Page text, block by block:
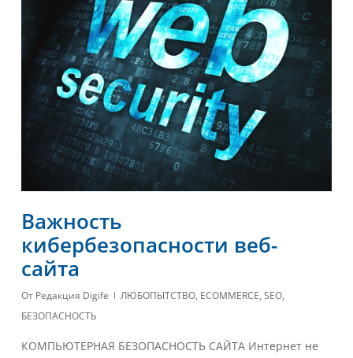
Важность
кибербезопасности веб-
сайта
От Редакция Digife ЛЮБОПЫТСТВО, ECOMMERCE, SEO,
БЕЗОПАСНОСТЬ
КОМПЬЮТЕРНАЯ БЕЗОПАСНОСТЬ САЙТА Интернет не